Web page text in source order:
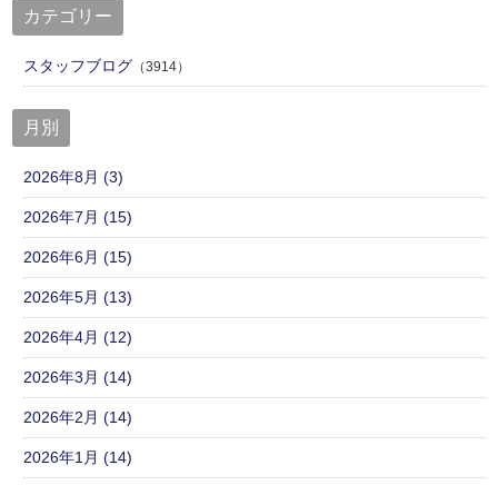
カテゴリー
スタッフブログ （3914）
月別
2026年8月 (3)
2026年7月 (15)
2026年6月 (15)
2026年5月 (13)
2026年4月 (12)
2026年3月 (14)
2026年2月 (14)
2026年1月 (14)